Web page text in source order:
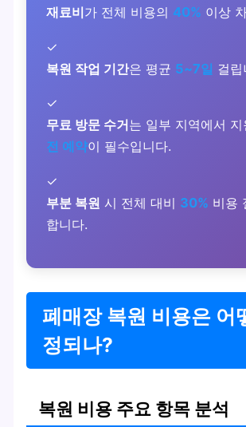
재료비가 전체 비용의 40% 이상
✓
복원 작업 기간은 평균 5~7일 걸립
✓
무료 방문 수거는 일부 지역에서 지
전 예약이 필수입니다.
✓
부분 복원 시 전체 대비 30% 비용
합니다.
폐매장 복원 비용은 어
정되나?
복원 비용 주요 항목 분석